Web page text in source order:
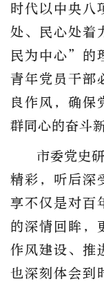
时代以中央八
处、民心处着
民为中心”的
青年党员干部
良作风，确保
群同心的奋斗新
市委党史
精彩，听后深
享不仅是对百
的深情回眸，
作风建设、推
也深刻体会到